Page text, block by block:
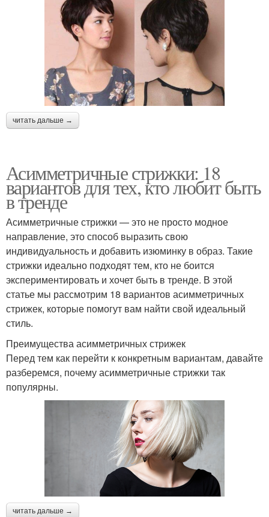
читать дальше →
Асимметричные стрижки: 18
вариантов для тех, кто любит быть
в тренде
Асимметричные стрижки — это не просто модное
направление, это способ выразить свою
индивидуальность и добавить изюминку в образ. Такие
стрижки идеально подходят тем, кто не боится
экспериментировать и хочет быть в тренде. В этой
статье мы рассмотрим 18 вариантов асимметричных
стрижек, которые помогут вам найти свой идеальный
стиль.
Преимущества асимметричных стрижек
Перед тем как перейти к конкретным вариантам, давайте
разберемся, почему асимметричные стрижки так
популярны.
читать дальше →